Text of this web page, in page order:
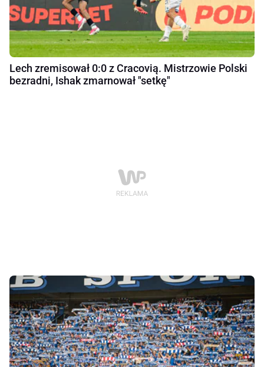
Lech zremisował 0:0 z Cracovią. Mistrzowie Polski
bezradni, Ishak zmarnował "setkę"